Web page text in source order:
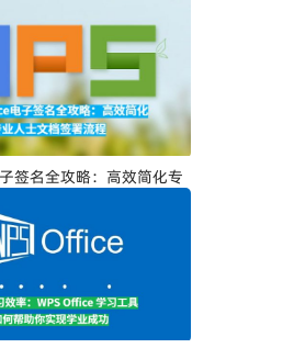
签名全攻略：高效简化专